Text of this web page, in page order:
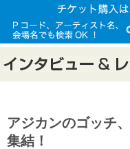
アジカンのゴッチ
集結！